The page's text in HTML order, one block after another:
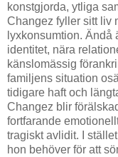
konstgjorda, ytliga
Changez fyller sitt liv
lyxkonsumtion. Ändå
identitet, nära
känslomässig
familjens situation
tidigare haft och
Changez blir
fortfarande
tragiskt avlidit. I
hon behöver för att